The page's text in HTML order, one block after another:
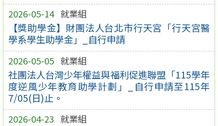
2026-05-14 就業組
【獎助學金】財團法人台北市行天宮「行天宮醫
學系學生助學金」_自行申請
2026-05-05 就業組
社團法人台灣少年權益與福利促進聯盟「115學年
度逆風少年教育助學計劃」_自行申請至115年
7/05(日)止。
2026-04-23 就業組